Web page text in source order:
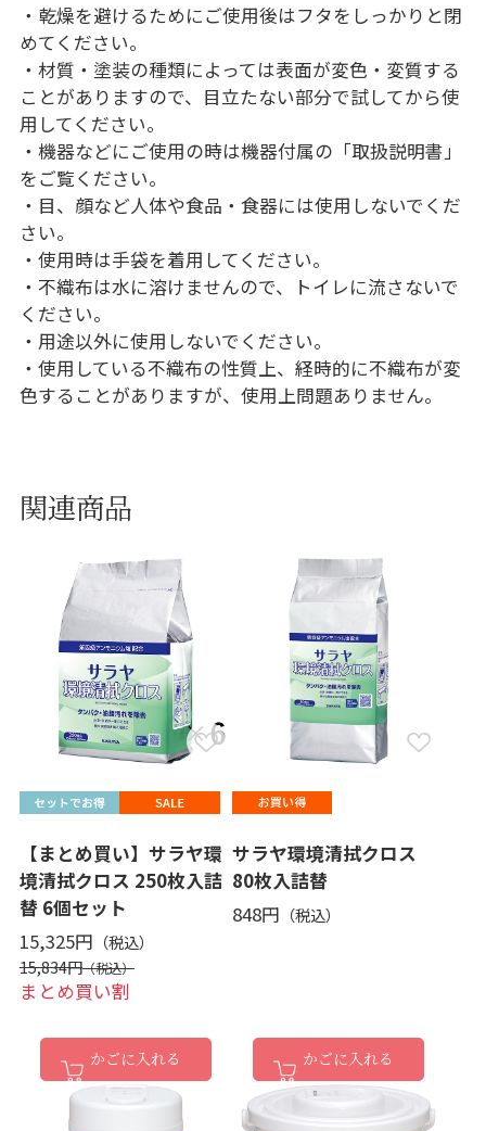
・乾燥を避けるためにご使用後はフタをしっかりと閉
めてください。
・材質・塗装の種類によっては表面が変色・変質する
ことがありますので、目立たない部分で試してから使
用してください。
・機器などにご使用の時は機器付属の「取扱説明書」
をご覧ください。
・目、顔など人体や食品・食器には使用しないでくだ
さい。
・使用時は手袋を着用してください。
・不織布は水に溶けませんので、トイレに流さないで
ください。
・用途以外に使用しないでください。
・使用している不織布の性質上、経時的に不織布が変
色することがありますが、使用上問題ありません。
関連商品
【まとめ買い】サラヤ環
境清拭クロス 250枚入詰
替 6個セット
15,325円
15,834円
まとめ買い割
かごに入れる
サラヤ環境清拭クロス
80枚入詰替
848円
かごに入れる